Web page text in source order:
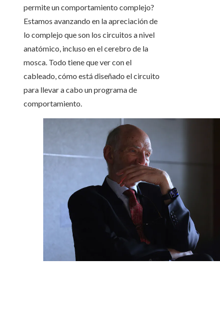
permite un comportamiento complejo?
Estamos avanzando en la apreciación de
lo complejo que son los circuitos a nivel
anatómico, incluso en el cerebro de la
mosca. Todo tiene que ver con el
cableado, cómo está diseñado el circuito
para llevar a cabo un programa de
comportamiento.